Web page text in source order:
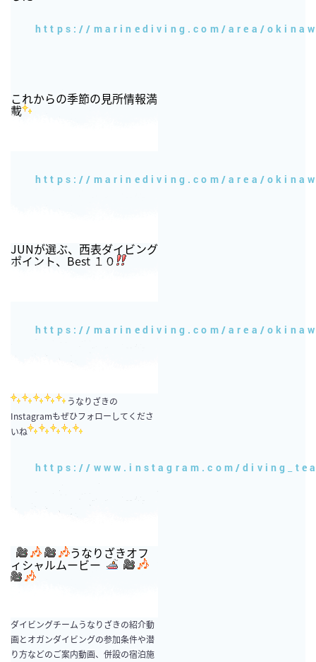
https://marinediving.com/area/
これからの季節の見所情報満
載
https://marinediving.com/area/
JUNが選ぶ、西表ダイビング
ポイント、Best １０
https://marinediving.com/area/
うなりざきの
Instagramもぜひフォローしてくださ
いね
https://www.instagram.com/
うなりざきオフ
ィシャルムービー
ダイビングチームうなりざきの紹介動
画とオガンダイビングの参加条件や潜
り方などのご案内動画、併設の宿泊施